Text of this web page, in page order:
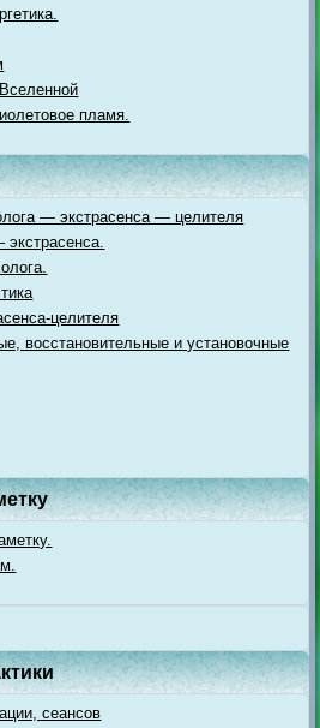
пламя.
— экстрасенса — целителя
экстрасенса.
целителя
восстановительные и установочные
сеансов